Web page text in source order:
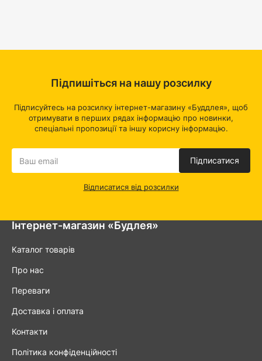
Інтернет-магазин «Будлея»
Каталог товарів
Про нас
Переваги
Доставка і оплата
Контакти
Політика конфіденційності
Підпишіться на нашу розсилку
Підписуйтесь на розсилку інтернет-магазину «Буддлея», щоб
отримувати в перших рядах інформацію про новинки,
спеціальні пропозиції та іншу корисну інформацію.
Підписатися
Відписатися від розсилки